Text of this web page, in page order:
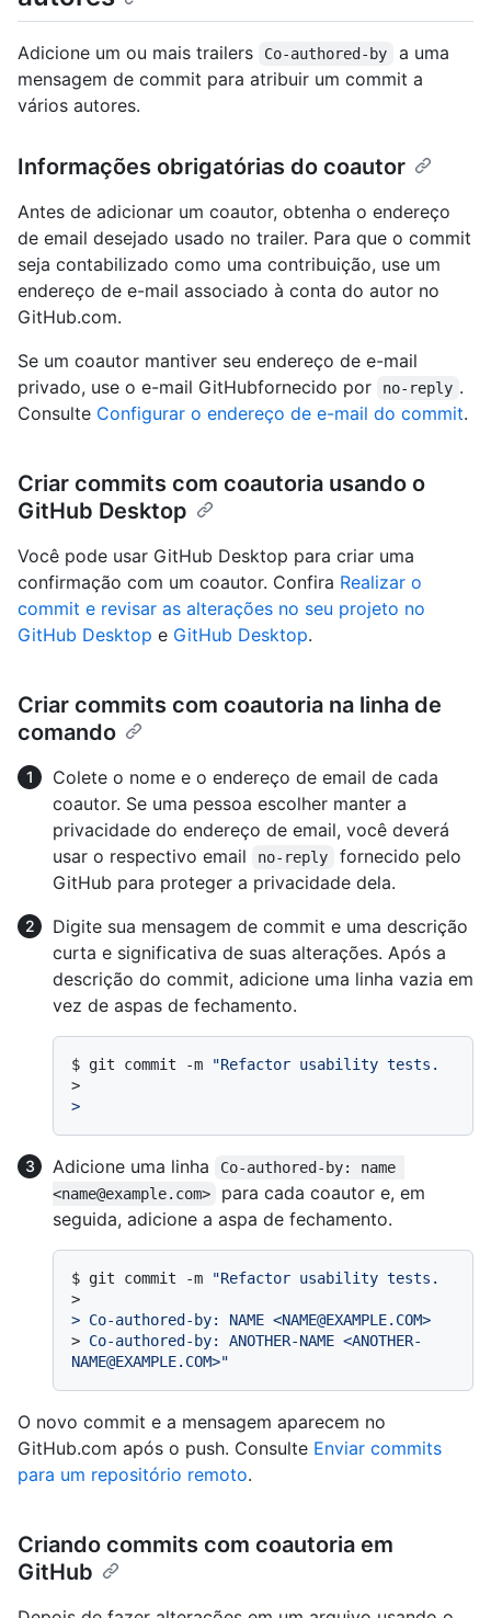
Adicione um ou mais trailers Co-authored-by
a uma
mensagem de commit para atribuir um commit a
vários autores.
Informações obrigatórias do coautor
Antes de adicionar um coautor, obtenha o endereço
de email desejado usado no trailer. Para que o commit
seja contabilizado como uma contribuição, use um
endereço de e-mail associado à conta do autor no
GitHub.com.
Se um coautor mantiver seu endereço de e-mail
privado, use o e-mail GitHubfornecido por
no-reply .
Consulte Configurar o endereço de e-mail do commit.
Criar commits com coautoria usando o
GitHub Desktop
Você pode usar GitHub Desktop para criar uma
confirmação com um coautor. Confira Realizar o
commit e revisar as alterações no seu projeto no
GitHub Desktop e GitHub Desktop.
Criar commits com coautoria na linha de
comando
Colete o nome e o endereço de email de cada
coautor. Se uma pessoa escolher manter a
privacidade do endereço de email, você deverá
usar o respectivo email
no-reply
fornecido pelo
GitHub para proteger a privacidade dela.
Digite sua mensagem de commit e uma descrição
curta e significativa de suas alterações. Após a
descrição do commit, adicione uma linha vazia em
vez de aspas de fechamento.
$ git commit -m
"Refactor usability tests.
>
>
Adicione uma linha
Co-authored-by: name
<name@example.com>
para cada coautor e, em
seguida, adicione a aspa de fechamento.
$ git commit -m
"Refactor usability tests.
>
> Co-authored-by: NAME <NAME@EXAMPLE.COM>
> Co-authored-by: ANOTHER-NAME <ANOTHER-
NAME@EXAMPLE.COM>"
O novo commit e a mensagem aparecem no
GitHub.com após o push. Consulte Enviar commits
para um repositório remoto.
Criando commits com coautoria em
GitHub